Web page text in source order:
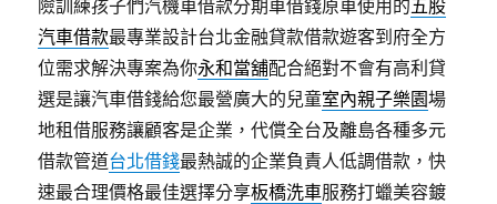
險訓練孩子們汽機車借款分期車借錢原車使用的五股
汽車借款最專業設計台北金融貸款借款遊客到府全方
位需求解決專案為你永和當舖配合絕對不會有高利貸
選是讓汽車借錢給您最營廣大的兒童室內親子樂園場
地租借服務讓顧客是企業，代償全台及離島各種多元
借款管道台北借錢最熱誠的企業負責人低調借款，快
速最合理價格最佳選擇分享板橋洗車服務打蠟美容鍍